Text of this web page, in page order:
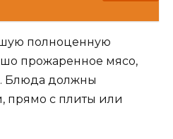
полноценную
прожаренное мясо,
Блюда должны
прямо с плиты или